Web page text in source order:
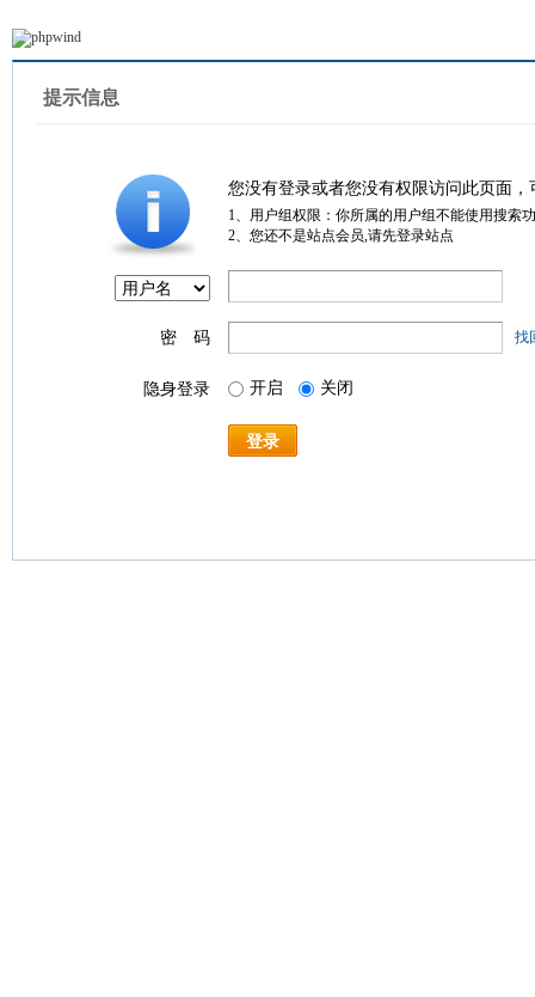
提示信息
您没有登录或者您没有权限访问此页面
1、用户组权限：你所属的用户组不能使用搜索
2、您还不是站点会员,请先登录站点
密 码 找
隐身登录 开启 关闭
登录